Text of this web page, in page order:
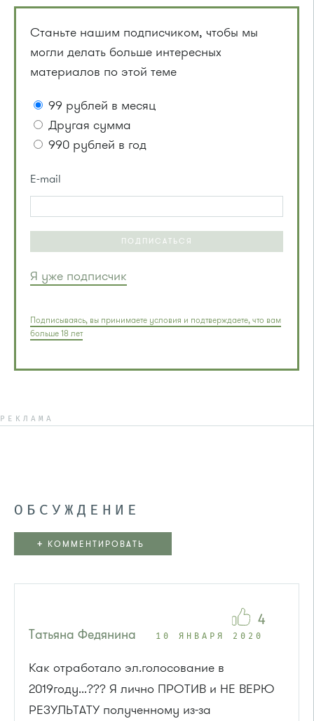
Станьте нашим подписчиком, чтобы мы
могли делать больше интересных
материалов по этой теме
99 рублей в месяц
Другая сумма
990 рублей в год
E-mail
ПОДПИСАТЬСЯ
Я уже подписчик
Подписываясь, вы принимаете условия и подтверждаете, что вам
больше 18 лет
РЕКЛАМА
ОБСУЖДЕНИЕ
+ КОММЕНТИРОВАТЬ
Татьяна Федянина 10 ЯНВАРЯ 2020
Как отработало эл.голосование в
2019году...??? Я лично ПРОТИВ и НЕ ВЕРЮ
РЕЗУЛЬТАТУ полученному из-за
4